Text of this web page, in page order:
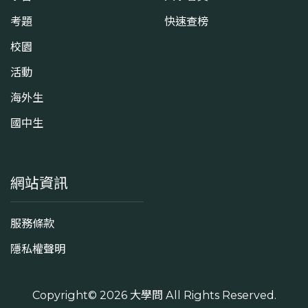
考題
校園
活動
海外生
國中生
快速查榜
網站資訊
服務條款
隱私權聲明
Copyright© 2026 大學問 All Rights Reserved.